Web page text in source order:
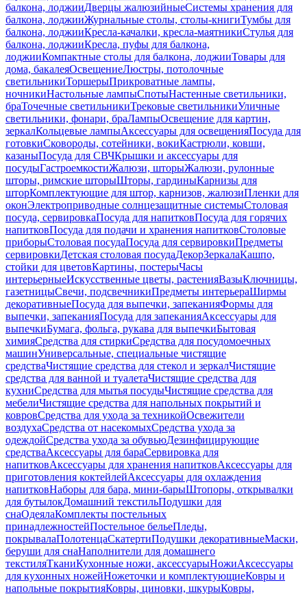
балкона, лоджииДверцы жалюзийныеСистемы хранения для
балкона, лоджииЖурнальные столы, столы-книгиТумбы для
балкона, лоджииКресла-качалки, кресла-маятникиСтулья для
балкона, лоджииКресла, пуфы для балкона,
лоджииКомпактные столы для балкона, лоджииТовары для
дома, бакалеяОсвещениеЛюстры, потолочные
светильникиТоршерыПрикроватные лампы,
ночникиНастольные лампыСпотыНастенные светильники,
браТочечные светильникиТрековые светильникиУличные
светильники, фонари, браЛампыОсвещение для картин,
зеркалКольцевые лампыАксессуары для освещенияПосуда для
готовкиСковороды, сотейники, вокиКастрюли, ковши,
казаныПосуда для СВЧКрышки и аксессуары для
посудыГастроемкостиЖалюзи, шторыЖалюзи, рулонные
шторы, римские шторыШторы, гардиныКарнизы для
шторКомплектующие для штор, карнизов, жалюзиПленки для
оконЭлектроприводные солнцезащитные системыСтоловая
посуда, сервировкаПосуда для напитковПосуда для горячих
напитковПосуда для подачи и хранения напитковСтоловые
приборыСтоловая посудаПосуда для сервировкиПредметы
сервировкиДетская столовая посудаДекорЗеркалаКашпо,
стойки для цветовКартины, постерыЧасы
интерьерныеИскусственные цветы, растенияВазыКлючницы,
газетницыСвечи, подсвечникиПредметы интерьераШирмы
декоративныеПосуда для выпечки, запеканияФормы для
выпечки, запеканияПосуда для запеканияАксессуары для
выпечкиБумага, фольга, рукава для выпечкиБытовая
химияСредства для стиркиСредства для посудомоечных
машинУниверсальные, специальные чистящие
средстваЧистящие средства для стекол и зеркалЧистящие
средства для ванной и туалетаЧистящие средства для
кухниСредства для мытья посудыЧистящие средства для
мебелиЧистящие средства для напольных покрытий и
ковровСредства для ухода за техникойОсвежители
воздухаСредства от насекомыхСредства ухода за
одеждойСредства ухода за обувьюДезинфицирующие
средстваАксессуары для бараСервировка для
напитковАксессуары для хранения напитковАксессуары для
приготовления коктейлейАксессуары для охлаждения
напитковНаборы для бара, мини-барыШтопоры, открывалки
для бутылокДомашний текстильПодушки для
снаОдеялаКомплекты постельных
принадлежностейПостельное бельеПледы,
покрывалаПолотенцаСкатертиПодушки декоративныеМаски,
беруши для снаНаполнители для домашнего
текстиляТканиКухонные ножи, аксессуарыНожиАксессуары
для кухонных ножейНожеточки и комплектующиеКовры и
напольные покрытияКовры, циновки, шкурыКовры,